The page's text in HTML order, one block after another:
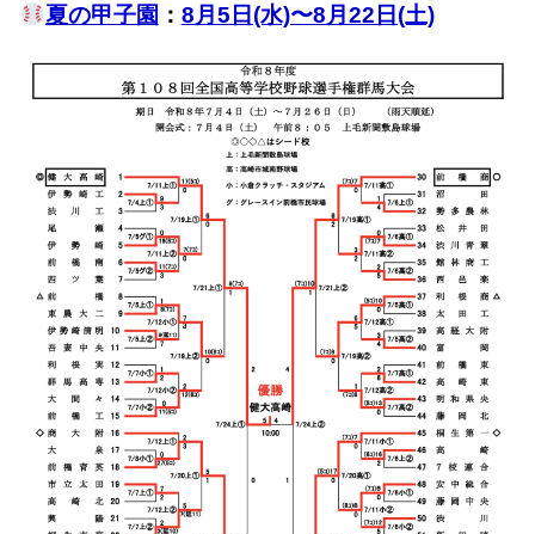
夏の甲子園 ： 8月5日(水)〜8月22日(土)